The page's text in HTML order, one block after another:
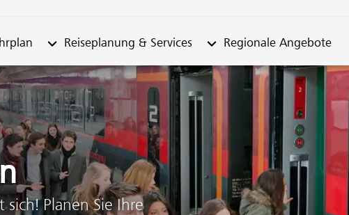
von "Fahrplan"
Untermenü von "Reiseplanung & Services"
Reiseplanung & Services Untermenü von "Regionale
Regionale Angebote
Planen Sie Ihre